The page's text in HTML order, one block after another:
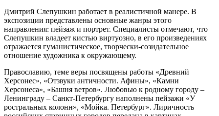
Дмитрий Слепушкин работает в реалистичной манере. В
экспозиции представлены основные жанры этого
направления: пейзаж и портрет. Специалисты отмечают, что
Слепушкин владеет кистью виртуозно, в его произведениях
отражается гуманистическое, творчески-созидательное
отношение художника к окружающему.
Православию, теме веры посвящены работы «Древний
Херсонес», «Отзвуки античности. Афины», «Камни
Херсонеса», «Башня ветров». Любовью к родному городу –
Ленинграду – Санкт-Петербургу наполнены пейзажи «У
ростральных колонн», «Мойка. Петербург». Лиричность